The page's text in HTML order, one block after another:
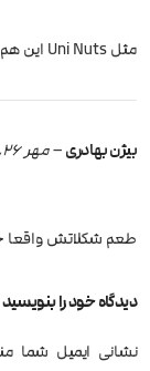
مثل Uni Nuts این هم خیلی خوب بود ممنون از تنوع خوب فروشگاهتون.
بیژن بهادری– مهر 26, 1399
طعم شکلاتش واقعا
دیدگاه خود را بنویسید
نشانی ایمیل شما